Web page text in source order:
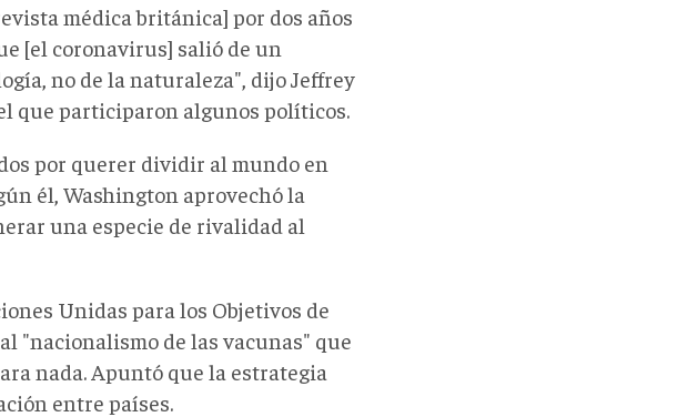
médica británica] por dos años
[el coronavirus] salió de un
no de la naturaleza", dijo Jeffrey
que participaron algunos políticos.
por querer dividir al mundo en
él, Washington aprovechó la
una especie de rivalidad al
Unidas para los Objetivos de
"nacionalismo de las vacunas" que
nada. Apuntó que la estrategia
entre países.